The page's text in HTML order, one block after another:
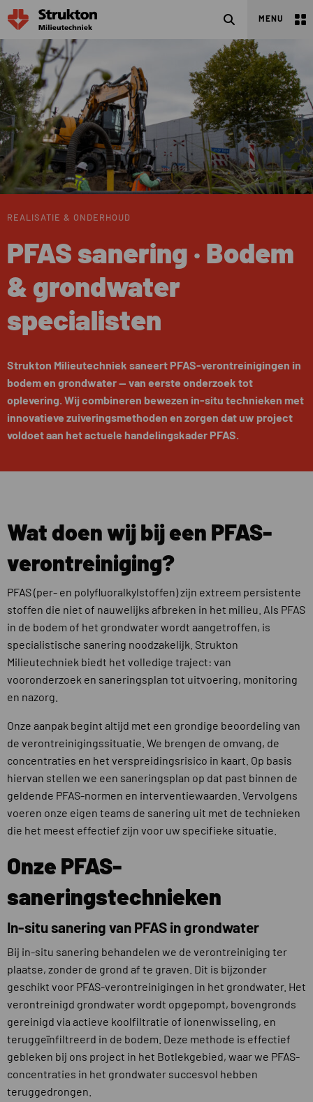
ZoekenMENU
REALISATIE & ONDERHOUD
PFAS sanering · Bodem
& grondwater
specialisten
Strukton Milieutechniek saneert PFAS-verontreinigingen in
bodem en grondwater — van eerste onderzoek tot
oplevering. Wij combineren bewezen in-situ technieken met
innovatieve zuiveringsmethoden en zorgen dat uw project
voldoet aan het actuele handelingskader PFAS.
Wat doen wij bij een PFAS-
verontreiniging?
PFAS (per- en polyfluoralkylstoffen) zijn extreem persistente
stoffen die niet of nauwelijks afbreken in het milieu. Als PFAS
in de bodem of het grondwater wordt aangetroffen, is
specialistische sanering noodzakelijk. Strukton
Milieutechniek biedt het volledige traject: van
vooronderzoek en saneringsplan tot uitvoering, monitoring
en nazorg.
Onze aanpak begint altijd met een grondige beoordeling van
de verontreinigingssituatie. We brengen de omvang, de
concentraties en het verspreidingsrisico in kaart. Op basis
hiervan stellen we een saneringsplan op dat past binnen de
geldende PFAS-normen en interventiewaarden. Vervolgens
voeren onze eigen teams de sanering uit met de technieken
die het meest effectief zijn voor uw specifieke situatie.
Onze PFAS-
saneringstechnieken
In-situ sanering van PFAS in grondwater
Bij in-situ sanering behandelen we de verontreiniging ter
plaatse, zonder de grond af te graven. Dit is bijzonder
geschikt voor PFAS-verontreinigingen in het grondwater. Het
verontreinigd grondwater wordt opgepompt, bovengronds
gereinigd via actieve koolfiltratie of ionenwisseling, en
teruggeïnfiltreerd in de bodem. Deze methode is effectief
gebleken bij ons project in het Botlekgebied, waar we PFAS-
concentraties in het grondwater succesvol hebben
teruggedrongen.